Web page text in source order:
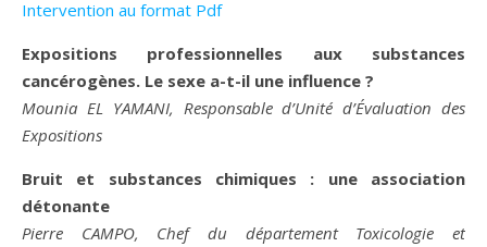
Intervention au format Pdf
Expositions professionnelles aux substances
cancérogènes. Le sexe a-t-il une influence ?
Mounia EL YAMANI, Responsable d’Unité d’Évaluation des
Expositions
Bruit et substances chimiques : une association
détonante
Pierre CAMPO, Chef du département Toxicologie et